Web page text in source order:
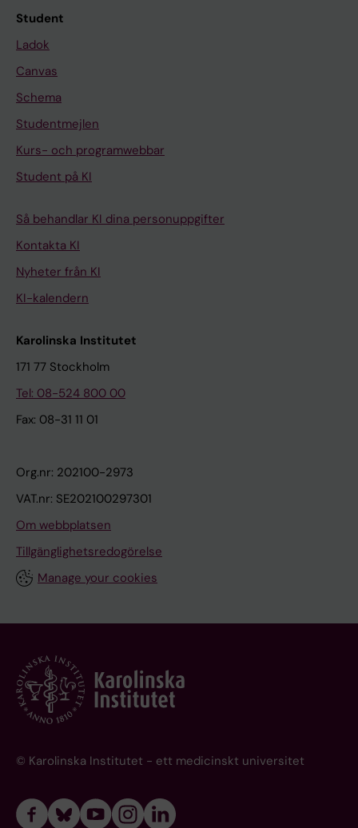
Student
Ladok
Canvas
Schema
Studentmejlen
Kurs- och programwebbar
Student på KI
Så behandlar KI dina personuppgifter
Kontakta KI
Nyheter från KI
KI-kalendern
Karolinska Institutet
171 77 Stockholm
Tel: 08-524 800 00
Fax: 08-31 11 01
Org.nr: 202100-2973
VAT.nr: SE202100297301
Om webbplatsen
Tillgänglighetsredogörelse
Manage your cookies
© Karolinska Institutet - ett medicinskt universitet